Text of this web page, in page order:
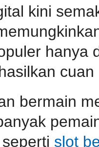
kini
hanya
bermain
slot